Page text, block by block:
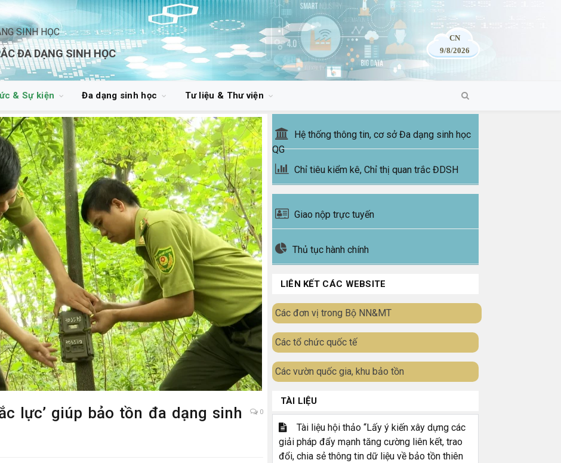
SINH HỌC
ĐA DẠNG SINH HỌC
CN
9/8/2026
& Sự kiện Đa dạng sinh học Tư liệu & Thư viện
lực’ giúp bảo tồn đa dạng sinh
0
Hệ thống thông tin, cơ sở Đa dạng sinh học
QG
Chỉ tiêu kiểm kê, Chỉ thị quan trắc ĐDSH
Giao nộp trực tuyến
Thủ tục hành chính
LIÊN KẾT CÁC WEBSITE
Các đơn vị trong Bộ NN&MT
Các tổ chức quốc tế
Các vườn quốc gia, khu bảo tồn
TÀI LIỆU
Tài liệu hội thảo “Lấy ý kiến xây dựng các
giải pháp đẩy mạnh tăng cường liên kết, trao
đổi, chia sẻ thông tin dữ liệu về bảo tồn thiên